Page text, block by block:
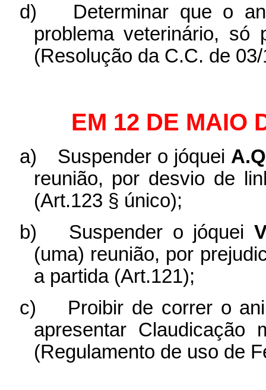
d)
Determinar que o
problema veterinário,
(Resolução da C.C. de
EM 12 DE MAIO
a) Suspender o jóquei
reunião, por desvio de
(Art.123 § único);
b)
Suspender o jóquei
(uma) reunião, por
a partida (Art.121);
c)
Proibir de correr o
apresentar Claudicação
(Regulamento de uso de